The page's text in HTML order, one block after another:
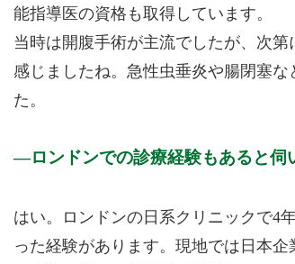
能指導医の資格も取得しています。
当時は開腹手術が主流でしたが、次
感じましたね。急性虫垂炎や腸閉塞
た。
ロンドンでの診療経験もあると伺
はい。ロンドンの日系クリニックで4
った経験があります。現地では日本